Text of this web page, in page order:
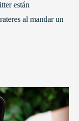
están
al mandar un